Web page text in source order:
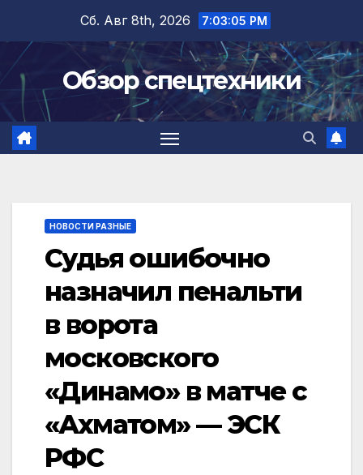
содержимому
Сб. Авг 8th, 2026 7:03:06 PM
Обзор спецтехники
НОВОСТИ РАЗНЫЕ
Судья ошибочно
назначил пенальти
в ворота
московского
«Динамо» в матче с
«Ахматом» — ЭСК
РФС